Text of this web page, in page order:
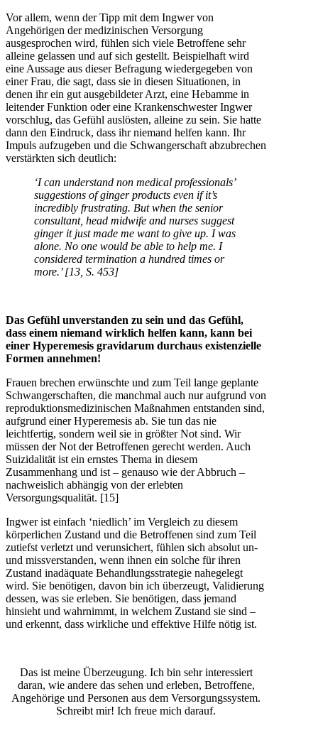
Vor allem, wenn der Tipp mit dem Ingwer von
Angehörigen der medizinischen Versorgung
ausgesprochen wird, fühlen sich viele Betroffene sehr
alleine gelassen und auf sich gestellt. Beispielhaft wird
eine Aussage aus dieser Befragung wiedergegeben von
einer Frau, die sagt, dass sie in diesen Situationen, in
denen ihr ein gut ausgebildeter Arzt, eine Hebamme in
leitender Funktion oder eine Krankenschwester Ingwer
vorschlug, das Gefühl auslösten, alleine zu sein. Sie hatte
dann den Eindruck, dass ihr niemand helfen kann. Ihr
Impuls aufzugeben und die Schwangerschaft abzubrechen
verstärkten sich deutlich:
‘I can understand non medical professionals’
suggestions of ginger products even if it’s
incredibly frustrating. But when the senior
consultant, head midwife and nurses suggest
ginger it just made me want to give up. I was
alone. No one would be able to help me. I
considered termination a hundred times or
more.’[13, S. 453]
Das Gefühl unverstanden zu sein und das Gefühl,
dass einem niemand wirklich helfen kann, kann bei
einer Hyperemesis gravidarum durchaus existenzielle
Formen annehmen!
Frauen brechen erwünschte und zum Teil lange geplante
Schwangerschaften, die manchmal auch nur aufgrund von
reproduktionsmedizinischen Maßnahmen entstanden sind,
aufgrund einer Hyperemesis ab. Sie tun das nie
leichtfertig, sondern weil sie in größter Not sind. Wir
müssen der Not der Betroffenen gerecht werden. Auch
Suizidalität ist ein ernstes Thema in diesem
Zusammenhang und ist – genauso wie der Abbruch –
nachweislich abhängig von der erlebten
Versorgungsqualität. [15]
Ingwer ist einfach ‘niedlich’ im Vergleich zu diesem
körperlichen Zustand und die Betroffenen sind zum Teil
zutiefst verletzt und verunsichert, fühlen sich absolut un-
und missverstanden, wenn ihnen ein solche für ihren
Zustand inadäquate Behandlungsstrategie nahegelegt
wird. Sie benötigen, davon bin ich überzeugt, Validierung
dessen, was sie erleben. Sie benötigen, dass jemand
hinsieht und wahrnimmt, in welchem Zustand sie sind –
und erkennt, dass wirkliche und effektive Hilfe nötig ist.
Das ist meine Überzeugung. Ich bin sehr interessiert
daran, wie andere das sehen und erleben, Betroffene,
Angehörige und Personen aus dem Versorgungssystem.
Schreibt mir! Ich freue mich darauf.